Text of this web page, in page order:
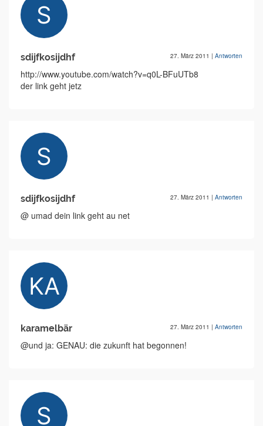
sdijfkosijdhf 27. März 2011 | Antworten
http://www.youtube.com/watch?v=q0L-BFuUTb8
der link geht jetz
sdijfkosijdhf 27. März 2011 | Antworten
@ umad dein link geht au net
karamelbär 27. März 2011 | Antworten
@und ja: GENAU: die zukunft hat begonnen!